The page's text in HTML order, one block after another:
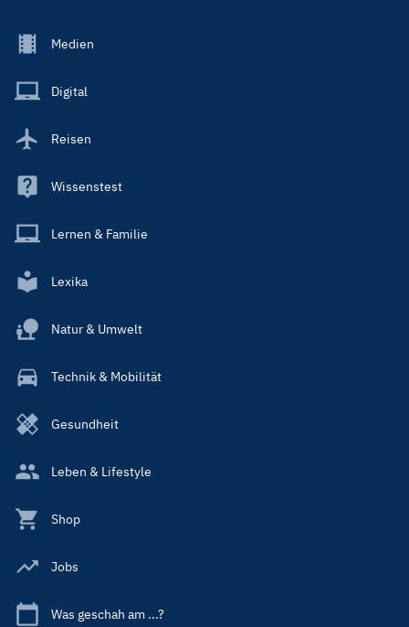
Footer
Main
Medien
Digital
Reisen
Wissenstest
Lernen & Familie
Lexika
Natur & Umwelt
Technik & Mobilität
Gesundheit
Leben & Lifestyle
Shop
Jobs
Was geschah am ...?